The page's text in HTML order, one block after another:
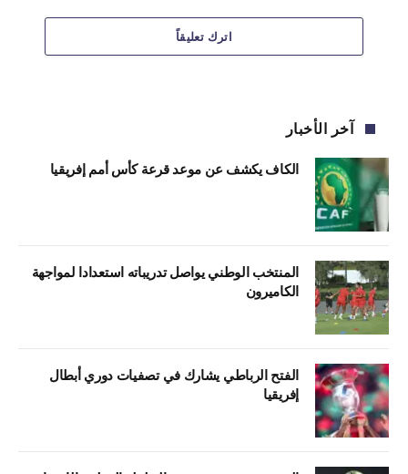
اترك تعليقاً
آخر الأخبار
الكاف يكشف عن موعد قرعة كأس أمم إفريقيا
المنتخب الوطني يواصل تدريباته استعدادا لمواجهة
الكاميرون
الفتح الرباطي يشارك في تصفيات دوري أبطال
إفريقيا